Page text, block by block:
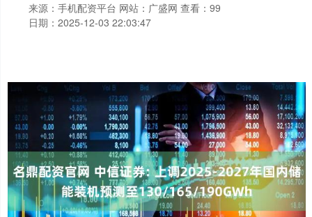
来源：手机配资平台 网站：广盛网 查看：99
日期：2025-12-03 22:03:47